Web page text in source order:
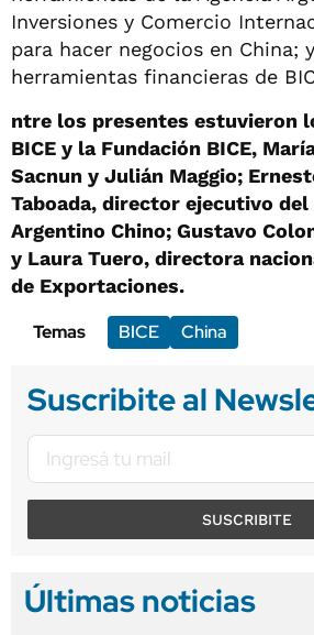
Inversiones y Comercio
para hacer negocios en China;
herramientas financieras de
ntre los presentes estuvieron
BICE y la Fundación BICE,
Sacnun y Julián Maggio;
Taboada, director ejecutivo del
Argentino Chino; Gustavo
y Laura Tuero, directora
de Exportaciones.
Temas
BICE China
Suscribite al
SUSCRIBITE
Últimas noticias